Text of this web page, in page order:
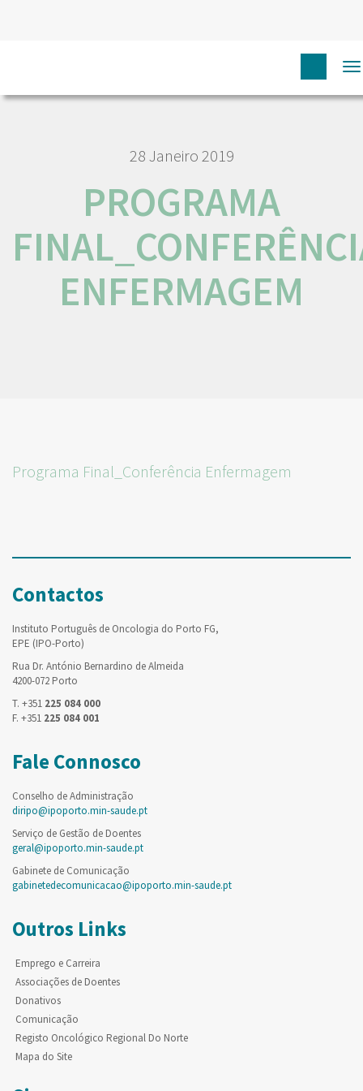
28 Janeiro 2019
PROGRAMA
ENFERMAGEM
Programa Final_Conferência Enfermagem
Contactos
Instituto Português de Oncologia do Porto FG,
EPE (IPO-Porto)
Rua Dr. António Bernardino de Almeida
4200-072 Porto
T. +351 225 084 000
F. +351 225 084 001
Fale Connosco
Conselho de Administração
diripo@ipoporto.min-saude.pt
Serviço de Gestão de Doentes
geral@ipoporto.min-saude.pt
Gabinete de Comunicação
gabinetedecomunicacao@ipoporto.min-saude.pt
Outros Links
Emprego e Carreira
Associações de Doentes
Donativos
Comunicação
Registo Oncológico Regional Do Norte
Mapa do Site